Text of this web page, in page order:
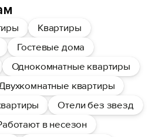
Квартиры
Гостевые дома
Однокомнатные квартиры
квартиры
Отели без звезд
в несезон